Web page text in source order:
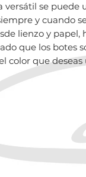
versátil se
y cuando
lienzo y papel,
que los botes
color que